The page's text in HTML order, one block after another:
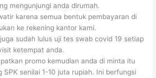
mengunjungi anda dirumah.
karena semua bentuk pembayaran di
ke rekening kantor kami.
sudah lulus uji tes swab covid 19 setiap
ketempat anda.
promo kemudian anda di minta itu
SPK senilai 1-10 juta rupiah. Ini berfungsi